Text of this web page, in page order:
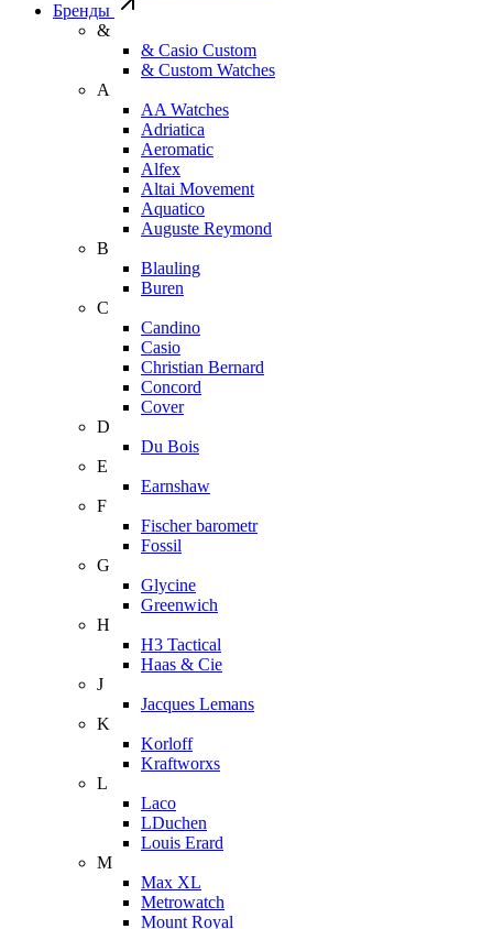
Бренды
&
& Casio Custom
& Custom Watches
A
AA Watches
Adriatica
Aeromatic
Alfex
Altai Movement
Aquatico
Auguste Reymond
B
Blauling
Buren
C
Candino
Casio
Christian Bernard
Concord
Cover
D
Du Bois
E
Earnshaw
F
Fischer barometr
Fossil
G
Glycine
Greenwich
H
H3 Tactical
Haas & Cie
J
Jacques Lemans
K
Korloff
Kraftworxs
L
Laco
LDuchen
Louis Erard
M
Max XL
Metrowatch
Mount Royal